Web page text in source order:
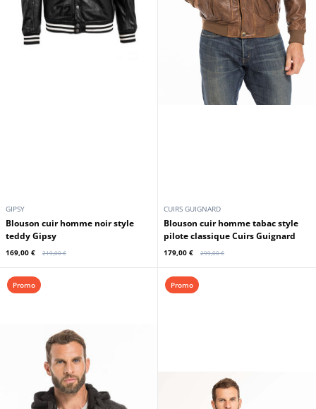
GIPSY
Blouson cuir homme noir style
teddy Gipsy
169,00 € 219,00 €
CUIRS GUIGNARD
Blouson cuir homme tabac style
pilote classique Cuirs Guignard
179,00 € 299,00 €
Promo Promo